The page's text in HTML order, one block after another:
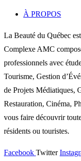
À PROPOS
La Beauté du Québec
Complexe AMC
professionnels avec
Tourisme, Gestion
de Projets Médiatiques,
Restauration, Cinéma,
vous faire découvrir
résidents ou touristes.
Facebook Twitter